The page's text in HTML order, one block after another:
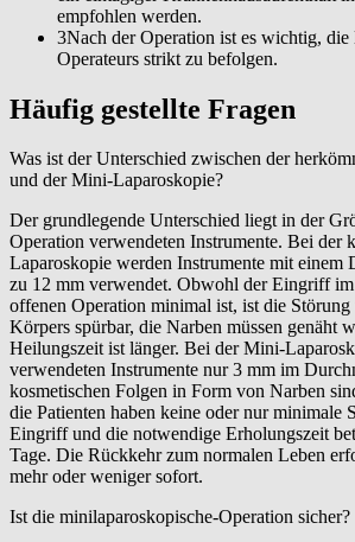
empfohlen werden.
3Nach der Operation ist es wichtig, die
Operateurs strikt zu befolgen.
Häufig gestellte Fragen
Was ist der Unterschied zwischen der
und der Mini-Laparoskopie?
Der grundlegende Unterschied liegt in der
Operation verwendeten Instrumente. Bei der
Laparoskopie werden Instrumente mit einem
zu 12 mm verwendet. Obwohl der Eingriff
offenen Operation minimal ist, ist die Störung
Körpers spürbar, die Narben müssen genäht
Heilungszeit ist länger. Bei der Mini-
verwendeten Instrumente nur 3 mm im
kosmetischen Folgen in Form von Narben
die Patienten haben keine oder nur minimale
Eingriff und die notwendige Erholungszeit
Tage. Die Rückkehr zum normalen Leben
mehr oder weniger sofort.
Ist die minilaparoskopische-Operation sicher?